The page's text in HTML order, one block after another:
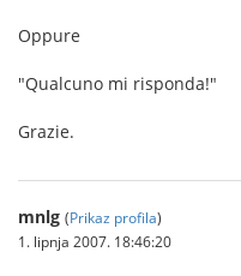
Oppure
"Qualcuno mi risponda!"
Grazie.
mnlg (Prikaz profila)
1. lipnja 2007. 18:46:20